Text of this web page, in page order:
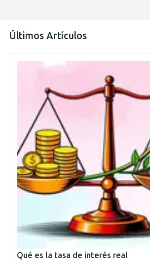
Últimos Artículos
Qué es la tasa de interés real